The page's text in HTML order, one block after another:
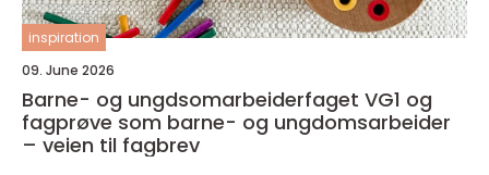
inspiration
09. June 2026
Barne- og ungdsomarbeiderfaget VG1 og
fagprøve som barne- og ungdomsarbeider
– veien til fagbrev